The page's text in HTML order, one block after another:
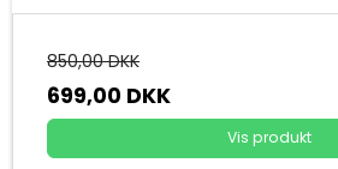
850,00 DKK
699,00 DKK
Vis produkt